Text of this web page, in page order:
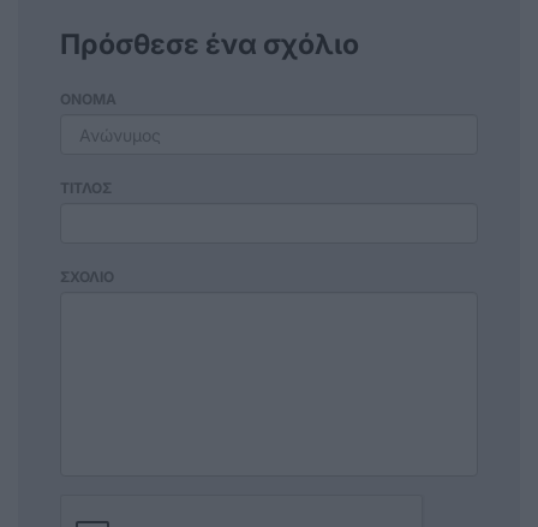
Πρόσθεσε ένα σχόλιο
ΟΝΟΜΑ
ΤΙΤΛΟΣ
ΣΧΟΛΙΟ